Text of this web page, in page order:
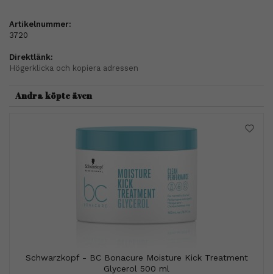
Artikelnummer:
3720
Direktlänk:
Högerklicka och kopiera adressen
Andra köpte även
Schwarzkopf - BC Bonacure Moisture Kick Treatment
Glycerol 500 ml